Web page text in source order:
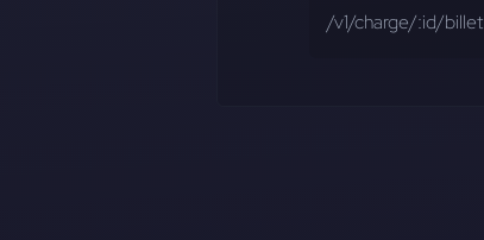
/v1/charge/:id/billet